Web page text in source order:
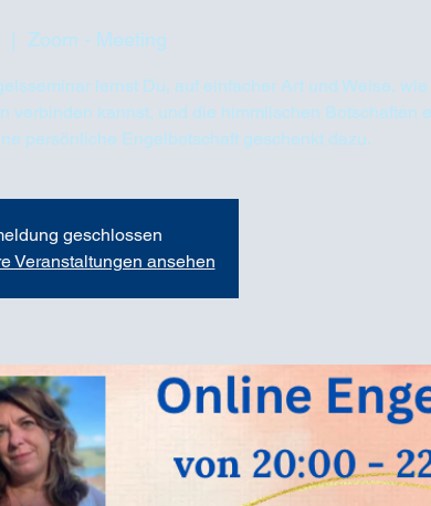
Zoom - Meeting
lernst Du, auf einfacher Art und Weise,
verbinden kannst, und die himmlischen Botschaften
persönliche Engelbotschaft geschenkt dazu.
geschlossen
Veranstaltungen ansehen